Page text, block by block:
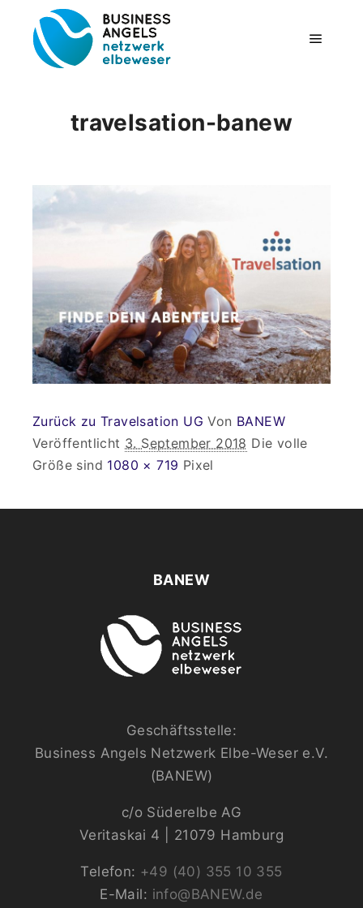
travelsation-banew
Zurück zu Travelsation UG Von BANEW
Veröffentlicht 3. September 2018 Die volle
Größe sind 1080 × 719 Pixel
BANEW
Geschäftsstelle:
Business Angels Netzwerk Elbe-Weser e.V.
(BANEW)
c/o Süderelbe AG
Veritaskai 4 | 21079 Hamburg
Telefon: +49 (40) 355 10 355
E-Mail: info@BANEW.de